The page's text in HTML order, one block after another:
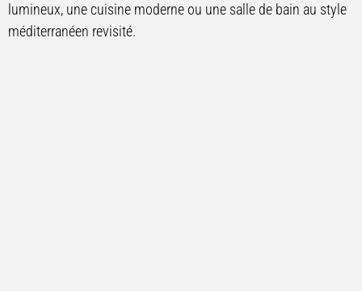
lumineux, une cuisine moderne ou une salle de bain au style
méditerranéen revisité.